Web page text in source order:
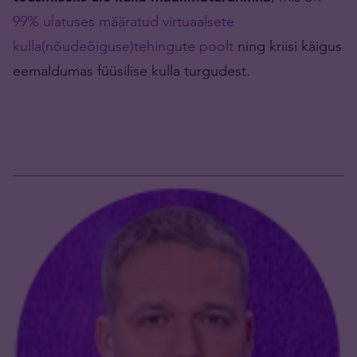
99% ulatuses määratud virtuaalsete
kulla(nõudeõiguse)tehingute poolt ning kriisi käigus
eemaldumas füüsilise kulla turgudest.